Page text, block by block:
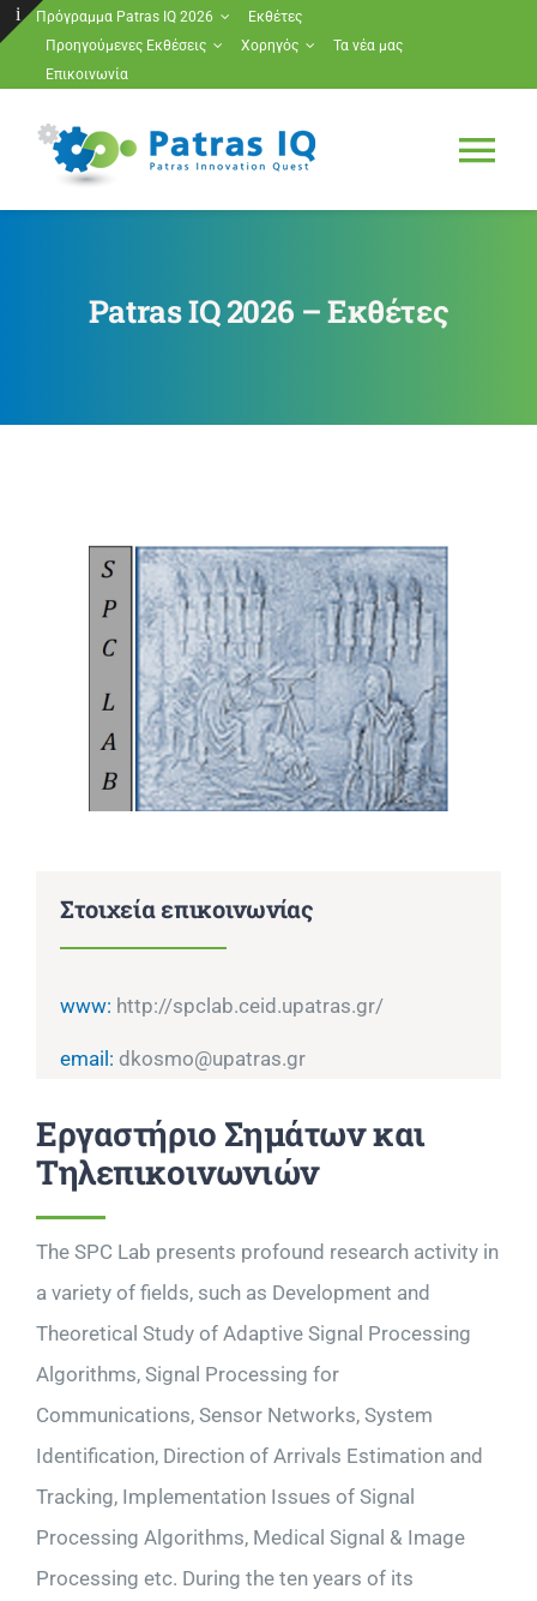
Μετάβαση
Πρόγραμμα Patras IQ 2026
Εκθέτες
Προηγούμενες Εκθέσεις
Χορηγός
Τα νέα μας
Επικοινωνία
Εκθέτες
Επικοινωνία
Patras IQ 2026 – Εκθέτες
Στοιχεία επικοινωνίας
www: http://spclab.ceid.upatras.gr/
email: dkosmo@upatras.gr
Εργαστήριο Σημάτων και
Τηλεπικοινωνιών
The SPC Lab presents profound research activity in
a variety of fields, such as Development and
Theoretical Study of Adaptive Signal Processing
Algorithms, Signal Processing for
Communications, Sensor Networks, System
Identification, Direction of Arrivals Estimation and
Tracking, Implementation Issues of Signal
Processing Algorithms, Medical Signal & Image
Processing etc. During the ten years of its
Toggle